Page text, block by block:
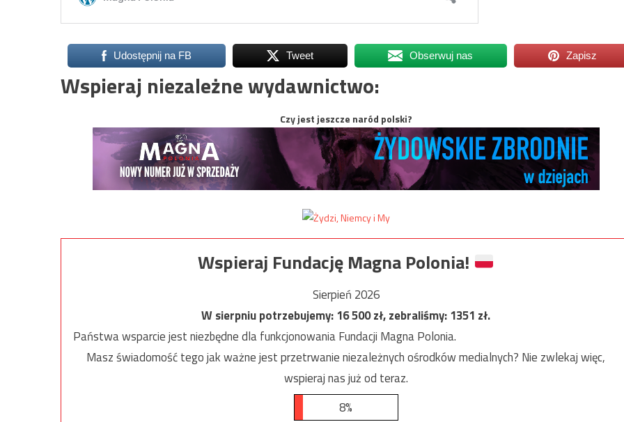
Udostępnij na FB Tweet Obserwuj nas Zapisz
Wspieraj niezależne wydawnictwo:
Czy jest jeszcze naród polski?
Wspieraj Fundację Magna Polonia!
Sierpień 2026
W sierpniu potrzebujemy:16 500zł, zebraliśmy:1351 zł.
Państwa wsparcie jest niezbędne dla funkcjonowania Fundacji Magna Polonia.
Masz świadomość tego jak ważne jest przetrwanie niezależnych ośrodków medialnych? Nie zwlekaj więc,
wspieraj nas już od teraz.
8%